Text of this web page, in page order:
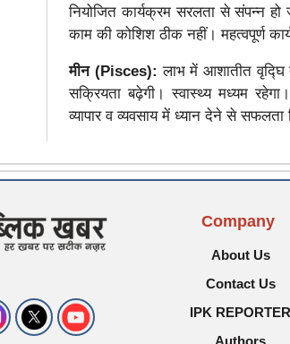
नियोजित कार्यक्रम सरलता से संपन्न हो
काम की कोशिश ठीक नहीं। महत्वपूर्ण
मीन (Pisces): लाभ में आशातीत
सक्रियता बढ़ेगी। स्वास्थ्य मध्यम
व्यापार व व्यवसाय में ध्यान देने से
Company
About Us
Contact Us
IPK REPORTER